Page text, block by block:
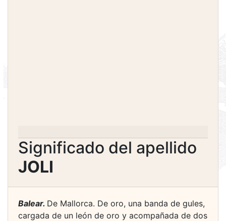
Significado del apellido
JOLI
Balear. De Mallorca. De oro, una banda de gules,
cargada de un león de oro y acompañada de dos